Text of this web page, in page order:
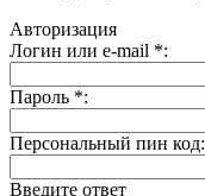
Авторизация
Логин или e-mail *:
Пароль *:
Персональный пин код:
Введите ответ